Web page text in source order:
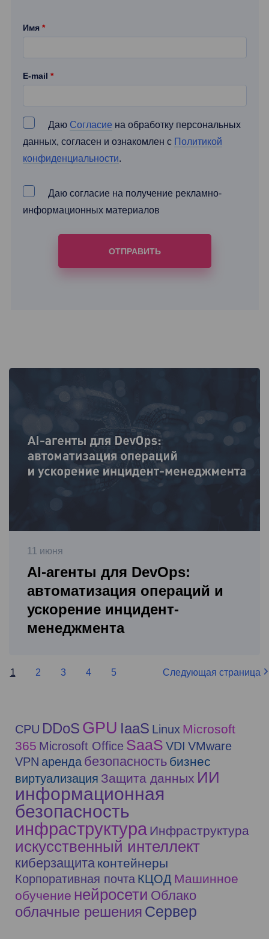
Имя *
E-mail *
Даю Cогласие на обработку персональных
данных, согласен и ознакомлен с Политикой
конфиденциальности.
Даю согласие на получение рекламно-
информационных материалов
11 июня
AI-агенты для DevOps:
автоматизация операций и
ускорение инцидент-
менеджмента
1 2 3 4 5 Следующая страница
CPU DDoS GPU IaaS Linux Microsoft
365 Microsoft Office SaaS VDI VMware
VPN аренда безопасность бизнес
виртуализация Защита данных ИИ
информационная
безопасность
инфраструктура Инфраструктура
искусственный интеллект
киберзащита контейнеры
Корпоративная почта КЦОД Машинное
обучение нейросети Облако
облачные решения Сервер